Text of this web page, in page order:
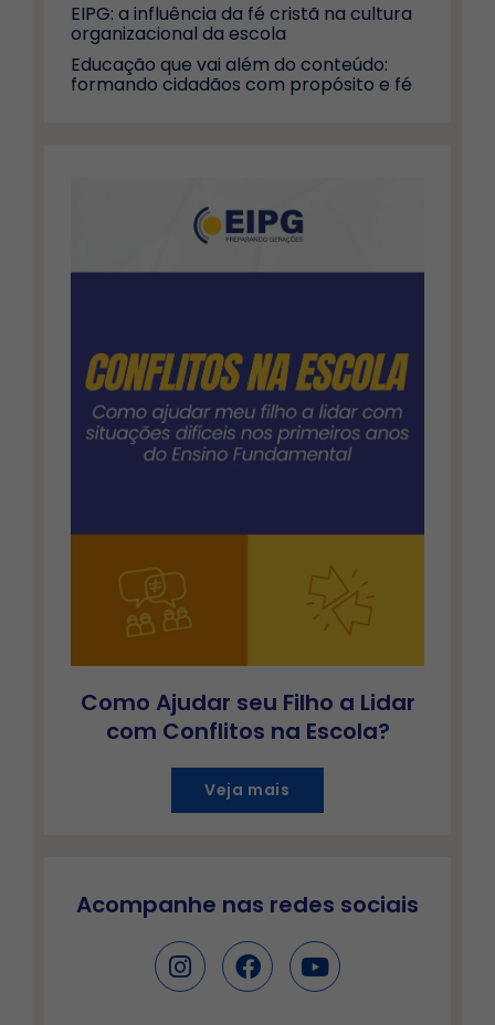
EIPG: a influência da fé cristã na cultura
organizacional da escola
Educação que vai além do conteúdo:
formando cidadãos com propósito e fé
Como Ajudar seu Filho a Lidar
com Conflitos na Escola?
Veja mais
Acompanhe nas redes sociais